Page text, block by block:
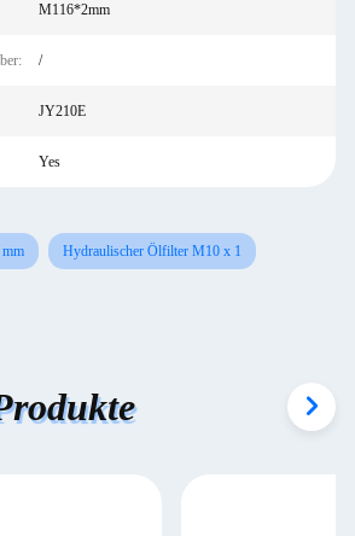
M116*2mm
/
JY210E
Yes
Hydraulischer Ölfilter M10 x 1